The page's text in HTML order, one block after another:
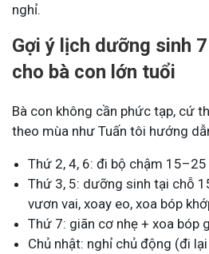
nghỉ.
Gợi ý lịch dưỡng sinh
cho bà con lớn tuổi
Bà con không cần phức tạp, cứ
theo mùa như Tuấn tôi hướng
Thứ 2, 4, 6: đi bộ chậm
Thứ 3, 5: dưỡng sinh tại chỗ
vươn vai, xoay eo, xoa bóp
Thứ 7: giãn cơ nhẹ + xoa bóp
Chủ nhật: nghỉ chủ động (đi